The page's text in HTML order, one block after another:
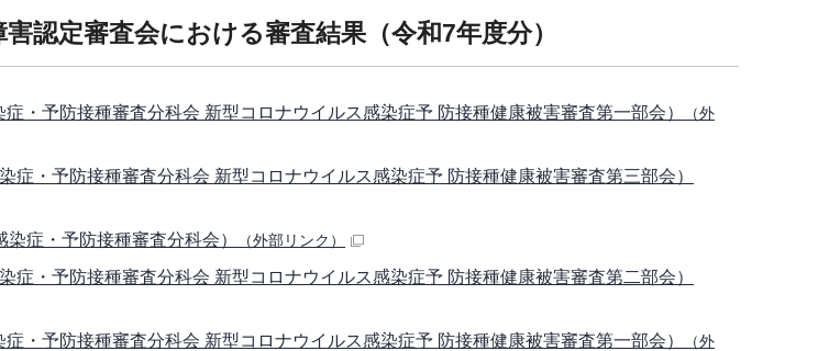
認定審査会における審査結果（令和7年度分）
・予防接種審査分科会 新型コロナウイルス感染症予 防接種健康被害審査第一部会）
（外
症・予防接種審査分科会 新型コロナウイルス感染症予 防接種健康被害審査第三部会）
症・予防接種審査分科会） （外部リンク）
症・予防接種審査分科会 新型コロナウイルス感染症予 防接種健康被害審査第二部会）
・予防接種審査分科会 新型コロナウイルス感染症予 防接種健康被害審査第一部会）
（外